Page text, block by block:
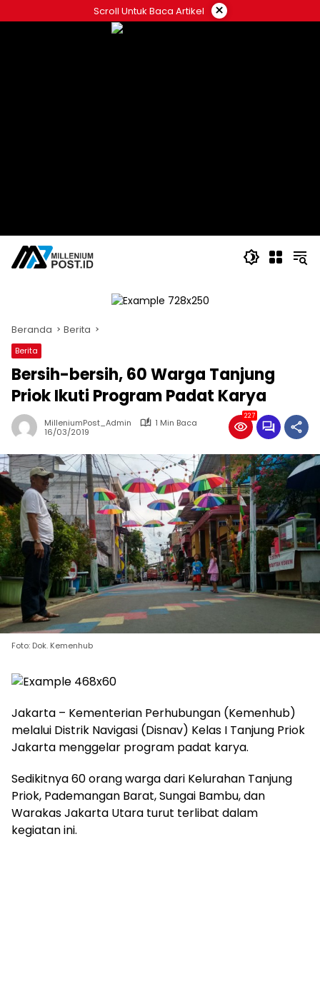
ke
Scroll Untuk Baca Artikel ×
Beranda Berita
Berita
Bersih-bersih, 60 Warga Tanjung
Priok Ikuti Program Padat Karya
MilleniumPost_Admin
1 Min Baca
16/03/2019
227
Foto: Dok. Kemenhub
Jakarta – Kementerian Perhubungan (Kemenhub)
melalui Distrik Navigasi (Disnav) Kelas I Tanjung Priok
Jakarta menggelar program padat karya.
Sedikitnya 60 orang warga dari Kelurahan Tanjung
Priok, Pademangan Barat, Sungai Bambu, dan
Warakas Jakarta Utara turut terlibat dalam
kegiatan ini.